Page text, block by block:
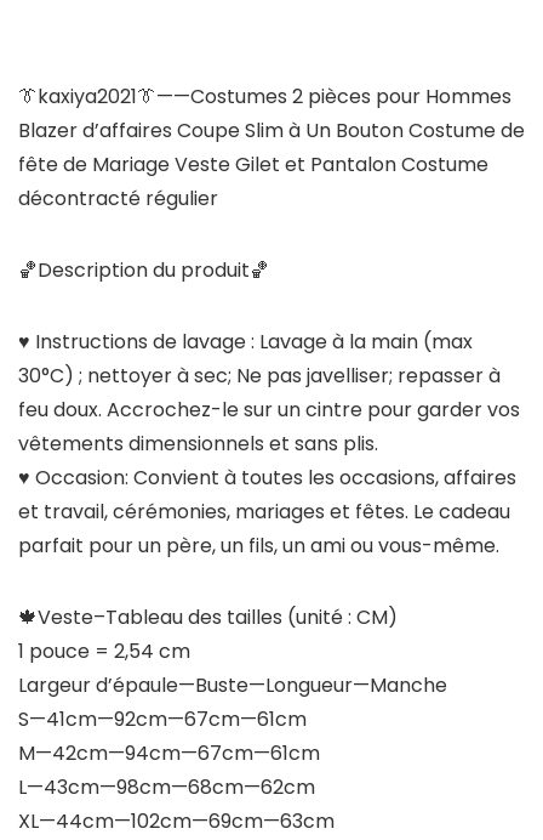
👔kaxiya2021👔——Costumes 2 pièces pour Hommes
Blazer d’affaires Coupe Slim à Un Bouton Costume de
fête de Mariage Veste Gilet et Pantalon Costume
décontracté régulier
🏀Description du produit🏀
♥ Instructions de lavage : Lavage à la main (max
30°C) ; nettoyer à sec; Ne pas javelliser; repasser à
feu doux. Accrochez-le sur un cintre pour garder vos
vêtements dimensionnels et sans plis.
♥ Occasion: Convient à toutes les occasions, affaires
et travail, cérémonies, mariages et fêtes. Le cadeau
parfait pour un père, un fils, un ami ou vous-même.
🍁Veste–Tableau des tailles (unité : CM)
1 pouce = 2,54 cm
Largeur d’épaule—Buste—Longueur—Manche
S—41cm—92cm—67cm—61cm
M—42cm—94cm—67cm—61cm
L—43cm—98cm—68cm—62cm
XL—44cm—102cm—69cm—63cm